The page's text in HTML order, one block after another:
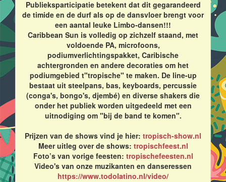
Publieksparticipatie betekent dat dit gegarandeerd
de timide en de durf als op de dansvloer brengt voor
een aantal leuke Limbo-dansen!!!
Caribbean Sun is volledig op zichzelf staand, met
voldoende PA, microfoons,
podiumverlichtingspakket, Caribische
achtergronden en andere decoraties om het
podiumgebied t"tropische" te maken. De line-up
bestaat uit steelpans, bas, keyboards, percussie
(conga's, bongo's, djembé) en diverse shakers die
onder het publiek worden uitgedeeld met een
uitnodiging om "bij de band te komen".
Prijzen van de shows vind je hier: tropisch-show.nl
Meer uitleg over de shows: tropischfeest.nl
Foto’s van vorige feesten: tropischefeesten.nl
Video's van onze muzikanten en danseressen
https://www.todolatino.nl/video/